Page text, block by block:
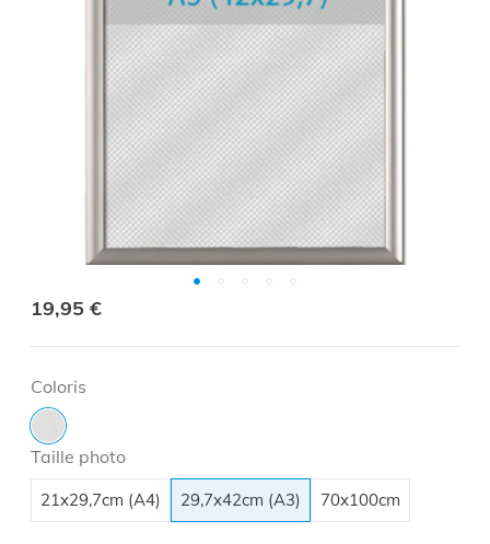
19,95 €
Coloris
Taille photo
21x29,7cm (A4) 29,7x42cm (A3) 70x100cm